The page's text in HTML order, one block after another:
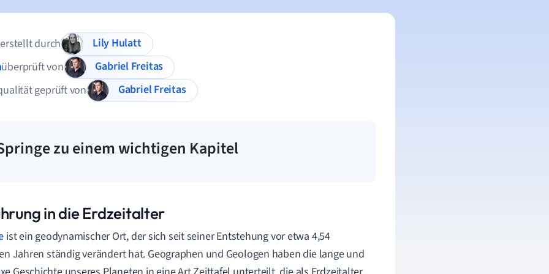
durch
Lily Hulatt
überprüft von
Gabriel Freitas
geprüft von
Gabriel Freitas
zu einem wichtigen Kapitel
in die Erdzeitalter
ist ein geodynamischer Ort, der sich seit seiner Entstehung vor etwa 4,54
Jahren ständig verändert hat. Geographen und Geologen haben die lange und